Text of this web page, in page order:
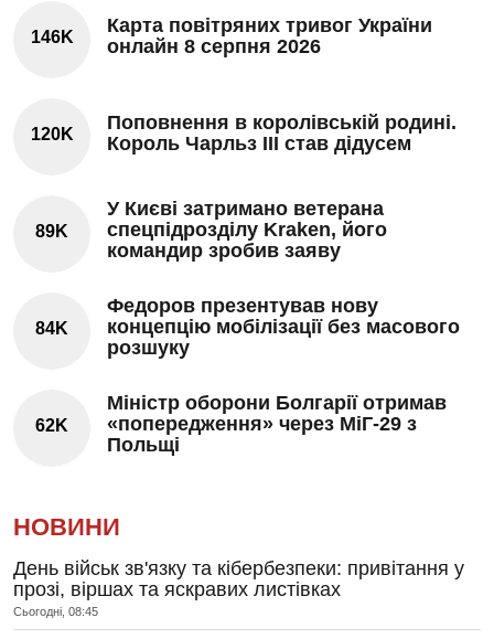
146K
Карта повітряних тривог України
онлайн 8 серпня 2026
120K
Поповнення в королівській родині.
Король Чарльз III став дідусем
89K
У Києві затримано ветерана
спецпідрозділу Kraken, його
командир зробив заяву
84K
Федоров презентував нову
концепцію мобілізації без масового
розшуку
62K
Міністр оборони Болгарії отримав
«попередження» через МіГ-29 з
Польщі
НОВИНИ
День військ зв'язку та кібербезпеки: привітання у
прозі, віршах та яскравих листівках
Сьогодні, 08:45